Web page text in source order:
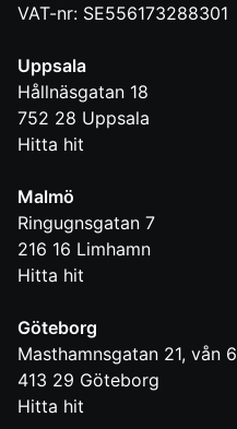
VAT-nr: SE556173288301
Uppsala
Hållnäsgatan 18
752 28 Uppsala
Hitta hit
Malmö
Ringugnsgatan 7
216 16 Limhamn
Hitta hit
Göteborg
Masthamnsgatan 21, vån 6
413 29 Göteborg
Hitta hit